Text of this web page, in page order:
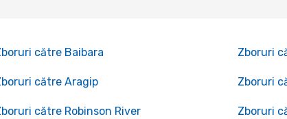
către Baibara Zboruri
către Aragip Zboruri
către Robinson River Zboruri